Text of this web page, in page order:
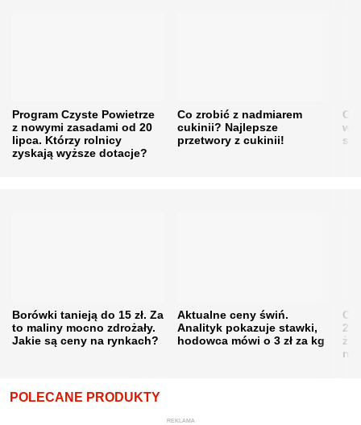
Program Czyste Powietrze
z nowymi zasadami od 20
lipca. Którzy rolnicy
zyskają wyższe dotacje?
Co zrobić z nadmiarem
cukinii? Najlepsze
przetwory z cukinii!
w
Borówki tanieją do 15 zł. Za
to maliny mocno zdrożały.
Jakie są ceny na rynkach?
Aktualne ceny świń.
Analityk pokazuje stawki,
hodowca mówi o 3 zł za kg
POLECANE PRODUKTY
REKLAMA